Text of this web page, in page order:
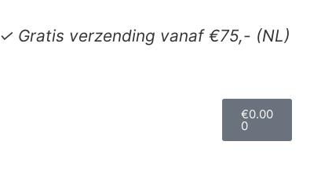
✓ Gratis verzending vanaf €75,- (NL)
€0.00
0